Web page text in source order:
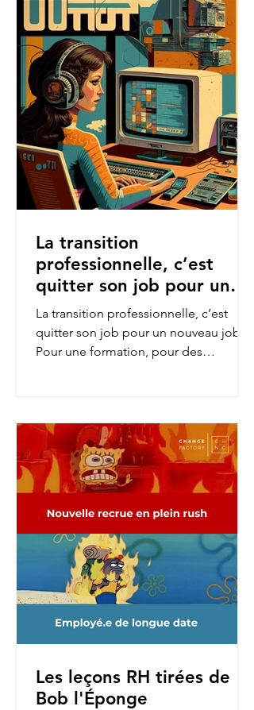
La transition
professionnelle, c’est
quitter son job pour un
nouveau job.
La transition professionnelle, c’est
quitter son job pour un nouveau job.
Pour une formation, pour des
Les leçons RH tirées de
Bob l'Éponge